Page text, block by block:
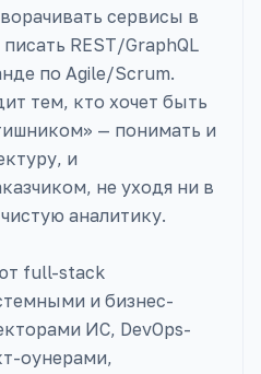
сервисы в
REST/GraphQL
по Agile/Scrum.
тем, кто хочет быть
— понимать и
и
не уходя ни в
аналитику.
full-stack
и бизнес-
ИС, DevOps-
оунерами,